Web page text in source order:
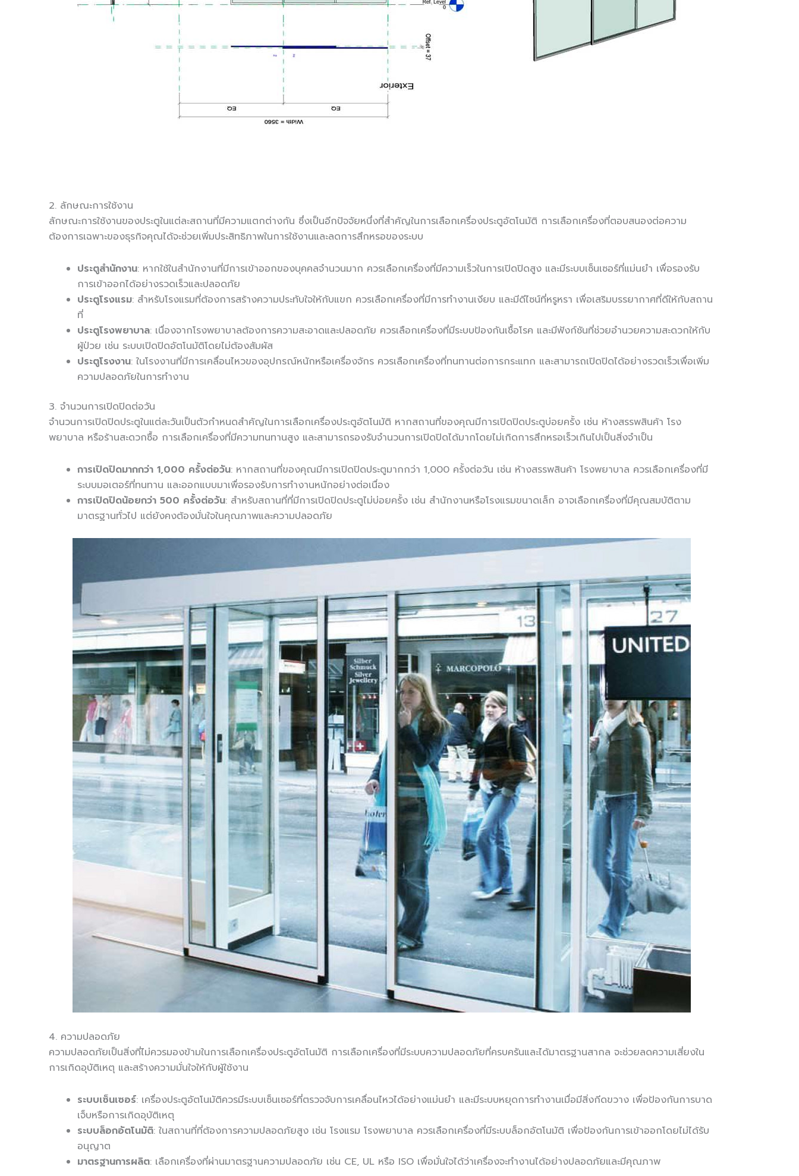
2. ลักษณะการใช้งาน
ลักษณะการใช้งานของประตูในแต่ละสถานที่มีความแตกต่างกัน ซึ่งเป็นอีกปัจจัยหนึ่งที่สำคัญในการเลือกเครื่องประตูอัตโนมัติ การเลือกเครื่องที่ตอบสนองต่อความ
ต้องการเฉพาะของธุรกิจคุณได้จะช่วยเพิ่มประสิทธิภาพในการใช้งานและลดการสึกหรอของระบบ
ประตูสำนักงาน: หากใช้ในสำนักงานที่มีการเข้าออกของบุคคลจำนวนมาก ควรเลือกเครื่องที่มีความเร็วในการเปิดปิดสูง และมีระบบเซ็นเซอร์ที่แม่นยำ เพื่อรองรับ
การเข้าออกได้อย่างรวดเร็วและปลอดภัย
ประตูโรงแรม: สำหรับโรงแรมที่ต้องการสร้างความประทับใจให้กับแขก ควรเลือกเครื่องที่มีการทำงานเงียบ และมีดีไซน์ที่หรูหรา เพื่อเสริมบรรยากาศที่ดีให้กับสถาน
ที่
ประตูโรงพยาบาล: เนื่องจากโรงพยาบาลต้องการความสะอาดและปลอดภัย ควรเลือกเครื่องที่มีระบบป้องกันเชื้อโรค และมีฟังก์ชันที่ช่วยอำนวยความสะดวกให้กับ
ผู้ป่วย เช่น ระบบเปิดปิดอัตโนมัติโดยไม่ต้องสัมผัส
ประตูโรงงาน: ในโรงงานที่มีการเคลื่อนไหวของอุปกรณ์หนักหรือเครื่องจักร ควรเลือกเครื่องที่ทนทานต่อการกระแทก และสามารถเปิดปิดได้อย่างรวดเร็วเพื่อเพิ่ม
ความปลอดภัยในการทำงาน
3. จำนวนการเปิดปิดต่อวัน
จำนวนการเปิดปิดประตูในแต่ละวันเป็นตัวกำหนดสำคัญในการเลือกเครื่องประตูอัตโนมัติ หากสถานที่ของคุณมีการเปิดปิดประตูบ่อยครั้ง เช่น ห้างสรรพสินค้า โรง
พยาบาล หรือร้านสะดวกซื้อ การเลือกเครื่องที่มีความทนทานสูง และสามารถรองรับจำนวนการเปิดปิดได้มากโดยไม่เกิดการสึกหรอเร็วเกินไปเป็นสิ่งจำเป็น
การเปิดปิดมากกว่า 1,000 ครั้งต่อวัน: หากสถานที่ของคุณมีการเปิดปิดประตูมากกว่า 1,000 ครั้งต่อวัน เช่น ห้างสรรพสินค้า โรงพยาบาล ควรเลือกเครื่องที่มี
ระบบมอเตอร์ที่ทนทาน และออกแบบมาเพื่อรองรับการทำงานหนักอย่างต่อเนื่อง
การเปิดปิดน้อยกว่า 500 ครั้งต่อวัน: สำหรับสถานที่ที่มีการเปิดปิดประตูไม่บ่อยครั้ง เช่น สำนักงานหรือโรงแรมขนาดเล็ก อาจเลือกเครื่องที่มีคุณสมบัติตาม
มาตรฐานทั่วไป แต่ยังคงต้องมั่นใจในคุณภาพและความปลอดภัย
4. ความปลอดภัย
ความปลอดภัยเป็นสิ่งที่ไม่ควรมองข้ามในการเลือกเครื่องประตูอัตโนมัติ การเลือกเครื่องที่มีระบบความปลอดภัยที่ครบครันและได้มาตรฐานสากล จะช่วยลดความเสี่ยงใน
การเกิดอุบัติเหตุ และสร้างความมั่นใจให้กับผู้ใช้งาน
ระบบเซ็นเซอร์: เครื่องประตูอัตโนมัติควรมีระบบเซ็นเซอร์ที่ตรวจจับการเคลื่อนไหวได้อย่างแม่นยำ และมีระบบหยุดการทำงานเมื่อมีสิ่งกีดขวาง เพื่อป้องกันการบาด
เจ็บหรือการเกิดอุบัติเหตุ
ระบบล็อกอัตโนมัติ: ในสถานที่ที่ต้องการความปลอดภัยสูง เช่น โรงแรม โรงพยาบาล ควรเลือกเครื่องที่มีระบบล็อกอัตโนมัติ เพื่อป้องกันการเข้าออกโดยไม่ได้รับ
อนุญาต
มาตรฐานการผลิต: เลือกเครื่องที่ผ่านมาตรฐานความปลอดภัย เช่น CE, UL หรือ ISO เพื่อมั่นใจได้ว่าเครื่องจะทำงานได้อย่างปลอดภัยและมีคุณภาพ